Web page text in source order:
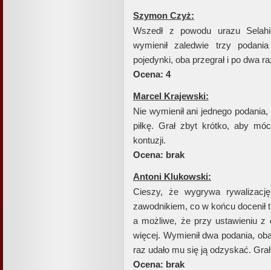
Szymon Czyż:
Wszedł z powodu urazu
wymienił zaledwie trzy
pojedynki, oba przegrał i po dwa
Ocena: 4
Marcel Krajewski:
Nie wymienił ani jednego
piłkę. Grał zbyt krótko, aby
kontuzji.
Ocena: brak
Antoni Klukowski:
Cieszy, że wygrywa
zawodnikiem, co w końcu docenił
a możliwe, że przy ustawieniu z
więcej. Wymienił dwa podania,
raz udało mu się ją odzyskać.
Ocena: brak